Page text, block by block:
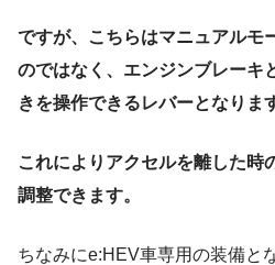
ですが、こちらはマニュアルモ
のではなく、エンジンブレーキ
きを操作できるレバーとなりま
これによりアクセルを離した時
調整できます。
ちなみにe:HEV車専用の装備と